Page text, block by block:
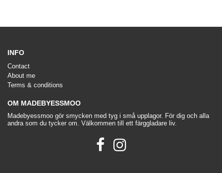
INFO
Contact
About me
Terms & conditions
OM MADEBYESSMOO
Madebyessmoo gör smycken med tyg i små upplagor. För dig och alla
andra som du tycker om. Välkommen till ett färggladare liv.